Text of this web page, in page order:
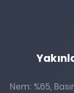
Nem: %65,